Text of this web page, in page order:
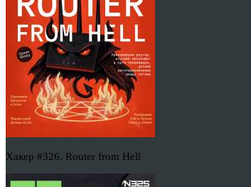
Хакер #326. Router from Hell